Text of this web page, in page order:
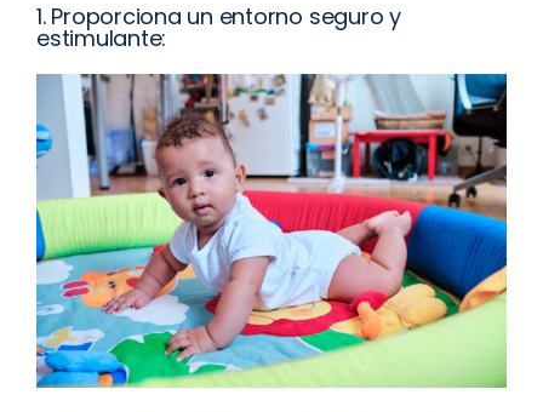
1. Proporciona un entorno seguro y
estimulante: